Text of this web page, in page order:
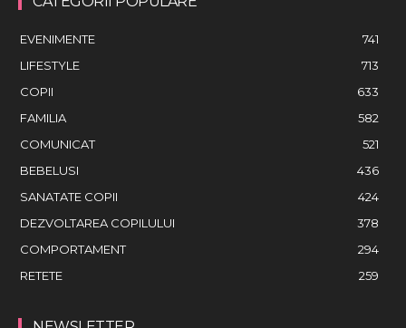
EVENIMENTE
741
LIFESTYLE
713
COPII
633
FAMILIA
582
COMUNICAT
521
BEBELUSI
436
SANATATE COPII
424
DEZVOLTAREA COPILULUI
378
COMPORTAMENT
294
RETETE
259